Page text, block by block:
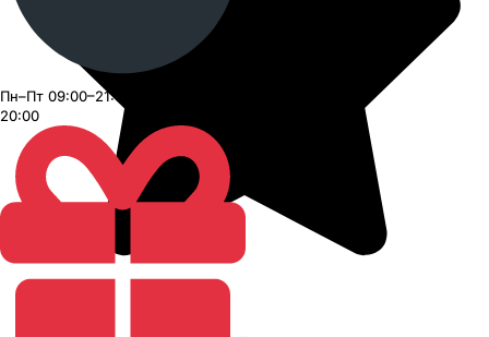
Пн–Пт 09:00–21:00, Сб–Вс 09:00–
20:00